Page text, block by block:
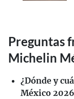
Preguntas
Michelin
¿Dónde y
México